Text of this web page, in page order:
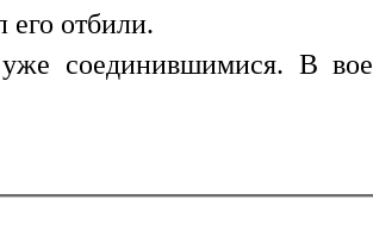
его отбили.
соединившимися. В